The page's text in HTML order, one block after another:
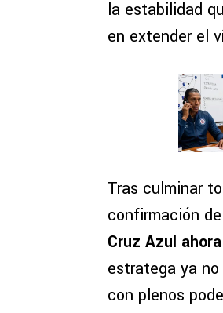
la estabilidad
en extender el
Tras culminar
confirmación
Cruz Azul
estratega ya
con plenos